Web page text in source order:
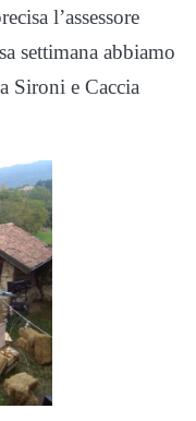
l’assessore
settimana abbiamo
Sironi e Caccia